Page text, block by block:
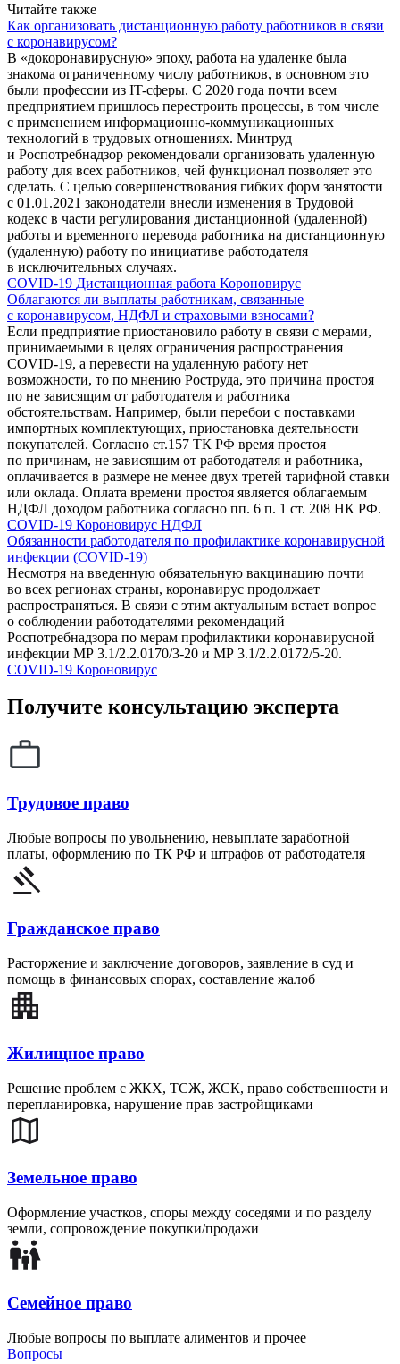
Читайте также
Как организовать дистанционную работу работников в связи
с коронавирусом?
В «докоронавирусную» эпоху, работа на удаленке была
знакома ограниченному числу работников, в основном это
были профессии из IT-сферы. С 2020 года почти всем
предприятием пришлось перестроить процессы, в том числе
с применением информационно-коммуникационных
технологий в трудовых отношениях. Минтруд
и Роспотребнадзор рекомендовали организовать удаленную
работу для всех работников, чей функционал позволяет это
сделать. С целью совершенствования гибких форм занятости
с 01.01.2021 законодатели внесли изменения в Трудовой
кодекс в части регулирования дистанционной (удаленной)
работы и временного перевода работника на дистанционную
(удаленную) работу по инициативе работодателя
в исключительных случаях.
COVID-19 Дистанционная работа Короновирус
Облагаются ли выплаты работникам, связанные
с коронавирусом, НДФЛ и страховыми взносами?
Если предприятие приостановило работу в связи с мерами,
принимаемыми в целях ограничения распространения
COVID-19, а перевести на удаленную работу нет
возможности, то по мнению Роструда, это причина простоя
по не зависящим от работодателя и работника
обстоятельствам. Например, были перебои с поставками
импортных комплектующих, приостановка деятельности
покупателей. Согласно ст.157 ТК РФ время простоя
по причинам, не зависящим от работодателя и работника,
оплачивается в размере не менее двух третей тарифной ставки
или оклада. Оплата времени простоя является облагаемым
НДФЛ доходом работника согласно пп. 6 п. 1 ст. 208 НК РФ.
COVID-19 Короновирус НДФЛ
Обязанности работодателя по профилактике коронавирусной
инфекции (COVID-19)
Несмотря на введенную обязательную вакцинацию почти
во всех регионах страны, коронавирус продолжает
распространяться. В связи с этим актуальным встает вопрос
о соблюдении работодателями рекомендаций
Роспотребнадзора по мерам профилактики коронавирусной
инфекции MP 3.1/2.2.0170/3-20 и MP 3.1/2.2.0172/5-20.
COVID-19 Короновирус
Получите консультацию эксперта
Трудовое право
Любые вопросы по увольнению, невыплате заработной
платы, оформлению по ТК РФ и штрафов от работодателя
Гражданское право
Расторжение и заключение договоров, заявление в суд и
помощь в финансовых спорах, составление жалоб
Жилищное право
Решение проблем с ЖКХ, ТСЖ, ЖСК, право собственности и
перепланировка, нарушение прав застройщиками
Земельное право
Оформление участков, споры между соседями и по разделу
земли, сопровождение покупки/продажи
Семейное право
Любые вопросы по выплате алиментов и прочее
Вопросы